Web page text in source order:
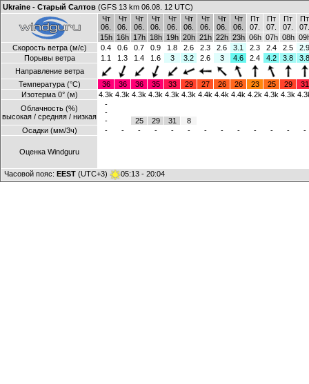
Ukraine - Старый Салтов (GFS 13 km 06.08. 12 UTC)
Чт
06.
Чт
06.
Чт
06.
Чт
06.
Чт
06.
Чт
06.
Чт
06.
Чт
06.
Чт
06.
Пт
07.
Пт
07.
Пт
07.
Пт
07.
15h
16h 17h 18h 19h 20h 21h 22h 23h 06h 07h 08h
Скорость ветра (м/с)
0.4 0.6 0.7 0.9 1.8 2.6 2.3 2.6 3.1 2.3 2.4 2.5
2.9
Порывы ветра
1.1 1.3 1.4 1.6 3 3.2 2.6 3 4.6 2.4 4.2 3.8
3.8
Направление ветра
Температура (°C)
36 36 36 35 33 29 27 26 26 23 25 29
31
Изотерма 0° (м)
4.3k 4.3k 4.3k 4.3k 4.3k 4.3k 4.4k 4.4k 4.4k 4.2k 4.3k 4.3k
Облачность (%)
высокая / средняя / низкая
-
-
-
25 29 31
8
Осадки (мм/3ч)
- - - - - - - - - - - - -
Оценка Windguru
Часовой пояс: EEST (UTC+3) 05:13 - 20:04